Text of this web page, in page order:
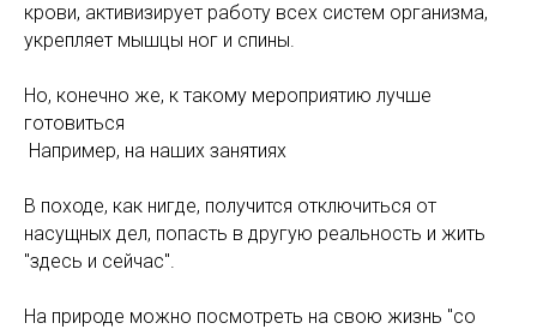
крови, активизирует работу всех систем организма,
укрепляет мышцы ног и спины.
Но, конечно же, к такому мероприятию лучше
готовиться
Например, на наших занятиях
В походе, как нигде, получится отключиться от
насущных дел, попасть в другую реальность и жить
"здесь и сейчас".
На природе можно посмотреть на свою жизнь "со